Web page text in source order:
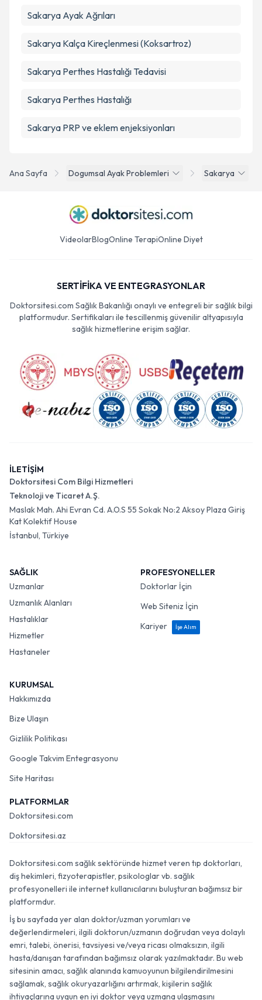
Ana Sayfa Dogumsal Ayak Problemleri Sakarya
Sakarya Ayak Ağrıları
Sakarya Kalça Kireçlenmesi (Koksartroz)
Sakarya Perthes Hastalığı Tedavisi
Sakarya Perthes Hastalığı
Sakarya PRP ve eklem enjeksiyonları
VideolarBlogOnline TerapiOnline Diyet
SERTİFİKA VE ENTEGRASYONLAR
Doktorsitesi.com Sağlık Bakanlığı onaylı ve entegreli bir sağlık bilgi
platformudur. Sertifikaları ile tescillenmiş güvenilir altyapısıyla
sağlık hizmetlerine erişim sağlar.
İLETİŞİM
Doktorsitesi Com Bilgi Hizmetleri
Teknoloji ve Ticaret A.Ş.
Maslak Mah. Ahi Evran Cd. A.O.S 55 Sokak No:2 Aksoy Plaza Giriş
Kat Kolektif House
İstanbul, Türkiye
SAĞLIK
Uzmanlar
Uzmanlık Alanları
Hastalıklar
Hizmetler
Hastaneler
PROFESYONELLER
Doktorlar İçin
Web Siteniz İçin
Kariyer
İşe Alım
KURUMSAL
Hakkımızda
Bize Ulaşın
Gizlilik Politikası
Google Takvim Entegrasyonu
Site Haritası
PLATFORMLAR
Doktorsitesi.com
Doktorsitesi.az
Doktorsitesi.com sağlık sektöründe hizmet veren tıp doktorları,
diş hekimleri, fizyoterapistler, psikologlar vb. sağlık
profesyonelleri ile internet kullanıcılarını buluşturan bağımsız bir
platformdur.
İş bu sayfada yer alan doktor/uzman yorumları ve
değerlendirmeleri, ilgili doktorun/uzmanın doğrudan veya dolaylı
emri, talebi, önerisi, tavsiyesi ve/veya ricası olmaksızın, ilgili
hasta/danışan tarafından bağımsız olarak yazılmaktadır. Bu web
sitesinin amacı, sağlık alanında kamuoyunun bilgilendirilmesini
sağlamak, sağlık okuryazarlığını artırmak, kişilerin sağlık
ihtiyaçlarına uygun en iyi doktor veya uzmana ulaşmasını